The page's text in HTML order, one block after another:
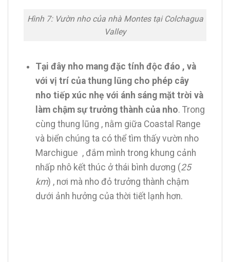
Hình 7: Vườn nho của nhà Montes tại Colchagua
Valley
Tại đây nho mang đặc tính độc đáo , và
với vị trí của thung lũng cho phép cây
nho tiếp xúc nhẹ với ánh sáng mặt trời và
làm chậm sự trưởng thành của nho. Trong
cùng thung lũng , nằm giữa Coastal Range
và biển chúng ta có thể tìm thấy vườn nho
Marchigue , đắm mình trong khung cảnh
nhấp nhô kết thúc ở thái bình dương (25
km) , nơi mà nho đỏ trưởng thành chậm
dưới ảnh hưởng của thời tiết lạnh hơn.